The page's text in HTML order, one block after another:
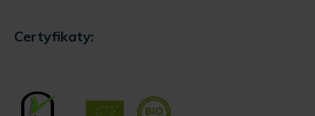
Certyfikaty: